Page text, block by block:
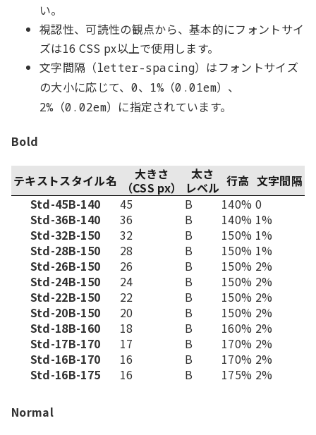
い。
視認性、可読性の観点から、基本的にフォントサイ
ズは16 CSS px以上で使用します。
文字間隔（letter-spacing）はフォントサイズ
の大小に応じて、 0、 1%（0.01em）、
2% （0.02em）に指定されています。
Bold
テキストスタイル名
大きさ
（CSS px）
太さ
レベル 行高 文字間隔
Std-45B-140
45 B 140% 0
Std-36B-140
36 B 140% 1%
Std-32B-150
32 B 150% 1%
Std-28B-150
28 B 150% 1%
Std-26B-150
26 B 150% 2%
Std-24B-150
24 B 150% 2%
Std-22B-150
22 B 150% 2%
Std-20B-150
20 B 150% 2%
Std-18B-160
18 B 160% 2%
Std-17B-170
17 B 170% 2%
Std-16B-170
16 B 170% 2%
Std-16B-175
16 B 175% 2%
Normal